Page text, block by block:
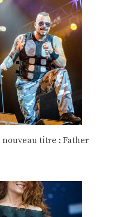
nouveau titre : Father